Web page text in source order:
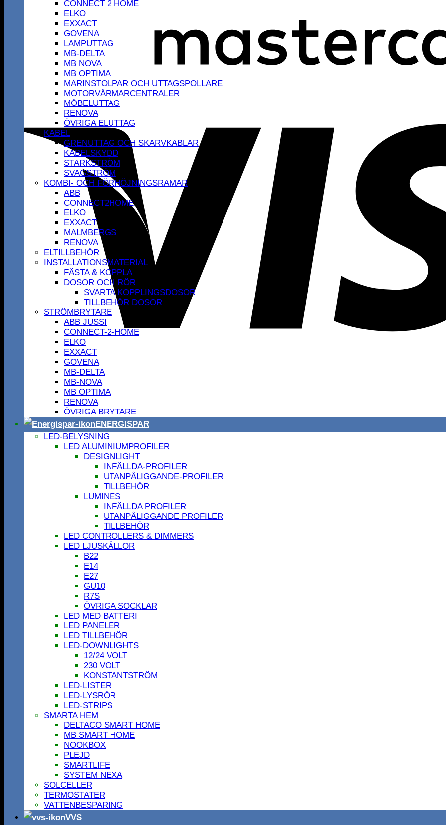
CONNECT 2 HOME
ELKO
EXXACT
GOVENA
LAMPUTTAG
MB-DELTA
MB NOVA
MB OPTIMA
MARINSTOLPAR OCH UTTAGSPOLLARE
MOTORVÄRMARCENTRALER
MÖBELUTTAG
RENOVA
ÖVRIGA ELUTTAG
KABEL
GRENUTTAG OCH SKARVKABLAR
KABELSKYDD
STARKSTRÖM
SVAGSTRÖM
KOMBI- OCH FÖRHÖJNINGSRAMAR
ABB
CONNECT2HOME
ELKO
EXXACT
MALMBERGS
RENOVA
ELTILLBEHÖR
INSTALLATIONSMATERIAL
FÄSTA & KOPPLA
DOSOR OCH RÖR
SVARTA KOPPLINGSDOSOR
TILLBEHÖR DOSOR
STRÖMBRYTARE
ABB JUSSI
CONNECT-2-HOME
ELKO
EXXACT
GOVENA
MB-DELTA
MB-NOVA
MB OPTIMA
RENOVA
ÖVRIGA BRYTARE
ENERGISPAR
LED-BELYSNING
LED ALUMINIUMPROFILER
DESIGNLIGHT
INFÄLLDA-PROFILER
UTANPÅLIGGANDE-PROFILER
TILLBEHÖR
LUMINES
INFÄLLDA PROFILER
UTANPÅLIGGANDE PROFILER
TILLBEHÖR
LED CONTROLLERS & DIMMERS
LED LJUSKÄLLOR
B22
E14
E27
GU10
R7S
ÖVRIGA SOCKLAR
LED MED BATTERI
LED PANELER
LED TILLBEHÖR
LED-DOWNLIGHTS
12/24 VOLT
230 VOLT
KONSTANTSTRÖM
LED-LISTER
LED-LYSRÖR
LED-STRIPS
SMARTA HEM
DELTACO SMART HOME
MB SMART HOME
NOOKBOX
PLEJD
SMARTLIFE
SYSTEM NEXA
SOLCELLER
TERMOSTATER
VATTENBESPARING
VVS